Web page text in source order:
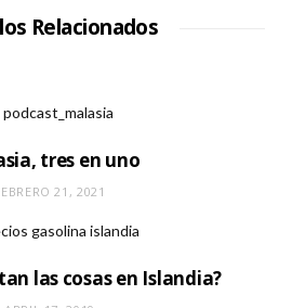
Relacionados
tres en uno
21, 2021
las cosas en Islandia?